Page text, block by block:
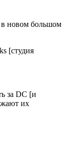
в новом большом
[студия
за DC [и
их